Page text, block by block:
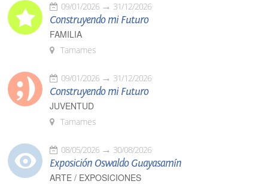
09/01/2026 31/12/2026
Construyendo mi Futuro
FAMILIA
Tamames
09/01/2026 31/12/2026
Construyendo mi Futuro
JUVENTUD
Tamames
08/05/2026 30/08/2026
Exposición Oswaldo Guayasamín
ARTE / EXPOSICIONES